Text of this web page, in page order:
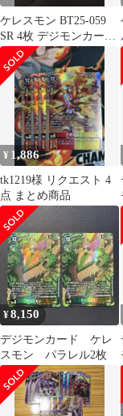
ケレスモン BT25-059
SR 4枚 デジモンカード
ゲーム ②
¥ 1,886
tk1219様 リクエスト 4
点 まとめ商品
¥8,150
デジモンカード ケレ
スモン パラレル2枚